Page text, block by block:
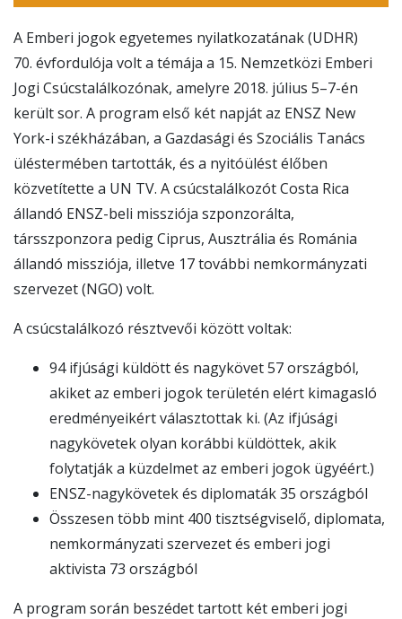
A Emberi jogok egyetemes nyilatkozatának (UDHR)
70. évfordulója volt a témája a 15. Nemzetközi Emberi
Jogi Csúcstalálkozónak, amelyre 2018. július 5–7-én
került sor. A program első két napját az ENSZ New
York-i székházában, a Gazdasági és Szociális Tanács
üléstermében tartották, és a nyitóülést élőben
közvetítette a UN TV. A csúcstalálkozót Costa Rica
állandó ENSZ-beli missziója szponzorálta,
társszponzora pedig Ciprus, Ausztrália és Románia
állandó missziója, illetve 17 további nemkormányzati
szervezet (NGO) volt.
A csúcstalálkozó résztvevői között voltak:
94 ifjúsági küldött és nagykövet 57 országból,
akiket az emberi jogok területén elért kimagasló
eredményeikért választottak ki. (Az ifjúsági
nagykövetek olyan korábbi küldöttek, akik
folytatják a küzdelmet az emberi jogok ügyéért.)
ENSZ-nagykövetek és diplomaták 35 országból
Összesen több mint 400 tisztségviselő, diplomata,
nemkormányzati szervezet és emberi jogi
aktivista 73 országból
A program során beszédet tartott két emberi jogi